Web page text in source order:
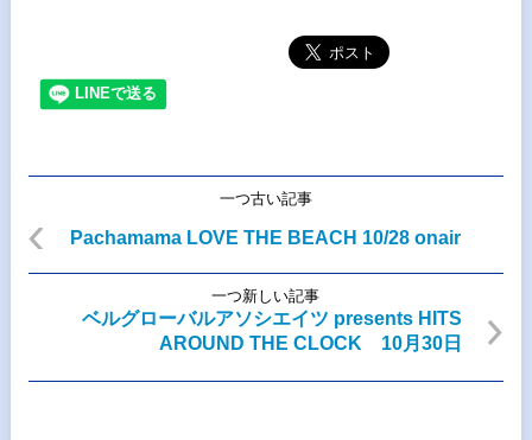
一つ古い記事
Pachamama LOVE THE BEACH 10/28 onair
一つ新しい記事
ベルグローバルアソシエイツ presents HITS
AROUND THE CLOCK 10月30日